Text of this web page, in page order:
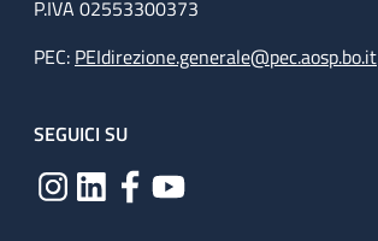
P.IVA 02553300373
PEC: PEIdirezione.generale@pec.aosp.bo.it
SEGUICI SU